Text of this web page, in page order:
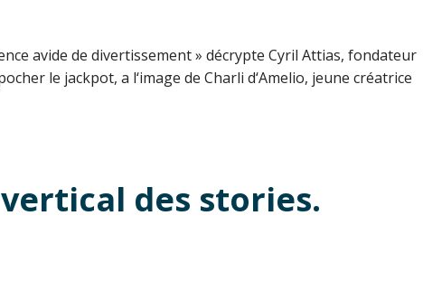
avide de divertissement » décrypte Cyril Attias, fondateur
le jackpot, a l‘image de Charli d‘Amelio, jeune créatrice
des stories.